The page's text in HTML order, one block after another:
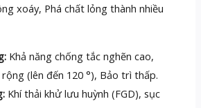
xoáy, Phá chất lỏng thành nhiều
Khả năng chống tắc nghẽn cao,
(lên đến 120 °), Bảo trì thấp.
Khí thải khử lưu huỳnh (FGD), sục